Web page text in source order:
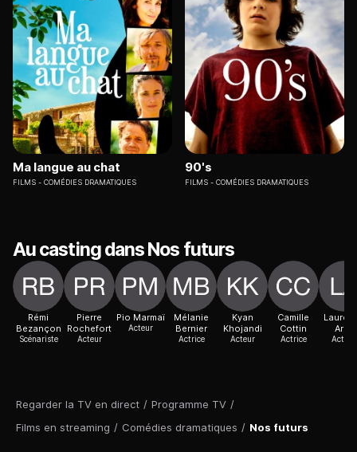
Regarder la TV en direct / Programme TV /
Films en streaming / Comédies dramatiques / Nos futurs
Ma langue au chat
FILMS COMÉDIES DRAMATIQUES
90's
FILMS COMÉDIES DRAMATIQUES
Au casting dans Nos futurs
Rémi
Bezançon
Scénariste
Pierre
Rochefort
Acteur
Pio Marmaï
Acteur
Mélanie
Bernier
Actrice
Kyan
Khojandi
Acteur
Camille
Cottin
Actrice
Arné
Actrice